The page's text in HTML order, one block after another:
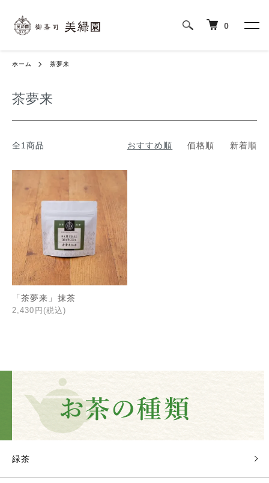
0
ホーム 茶夢来
茶夢来
全1商品 おすすめ順 価格順 新着順
「茶夢来」抹茶
2,430円(税込)
緑茶